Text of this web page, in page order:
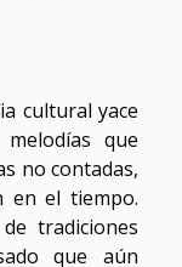
cultural yace
que
no contadas,
en el tiempo.
tradiciones
que aún